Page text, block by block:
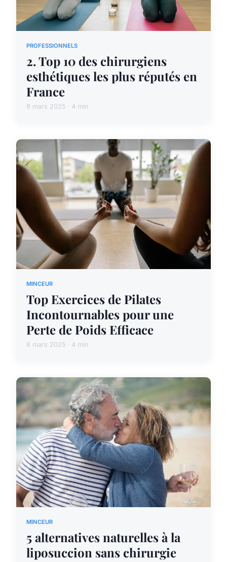
PROFESSIONNELS
2. Top 10 des chirurgiens
esthétiques les plus réputés en
France
9 mars 2025 · 4 min
MINCEUR
Top Exercices de Pilates
Incontournables pour une
Perte de Poids Efficace
8 mars 2025 · 4 min
MINCEUR
5 alternatives naturelles à la
liposuccion sans chirurgie